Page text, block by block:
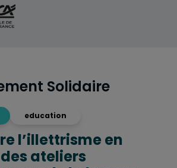
Solidaire
education
l’illettrisme en
ateliers